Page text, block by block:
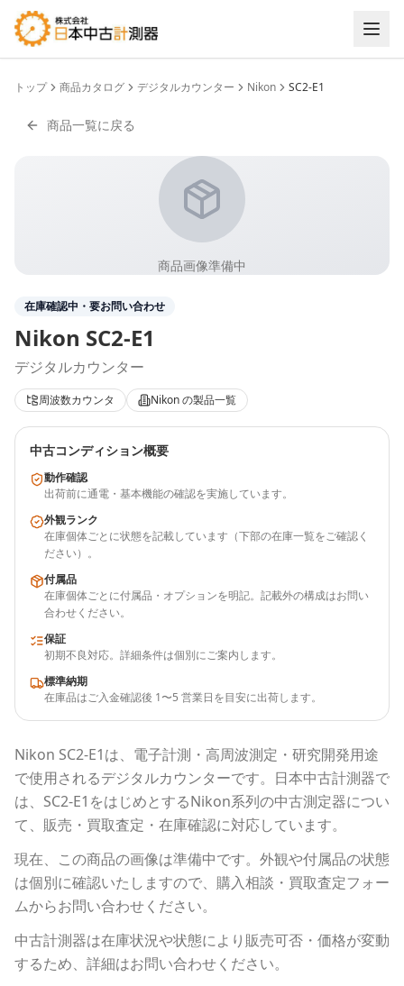
トップ 商品カタログ デジタルカウンター Nikon SC2-E1
商品一覧に戻る
商品画像準備中
在庫確認中・要お問い合わせ
Nikon SC2-E1
デジタルカウンター
周波数カウンタ Nikonの製品一覧
中古コンディション概要
動作確認
出荷前に通電・基本機能の確認を実施しています。
外観ランク
在庫個体ごとに状態を記載しています（下部の在庫一覧をご確認く
ださい）。
付属品
在庫個体ごとに付属品・オプションを明記。記載外の構成はお問い
合わせください。
保証
初期不良対応。詳細条件は個別にご案内します。
標準納期
在庫品はご入金確認後 1〜5 営業日を目安に出荷します。
Nikon SC2-E1は、電子計測・高周波測定・研究開発用途
で使用されるデジタルカウンターです。 日本中古計測器で
は、 SC2-E1 をはじめとするNikon系列の中古測定器につい
て、販売・買取査定・在庫確認に対応しています。
現在、この商品の画像は準備中です。外観や付属品の状態
は個別に確認いたしますので、購入相談・買取査定フォー
ムからお問い合わせください。
中古計測器は在庫状況や状態により販売可否・価格が変動
するため、詳細はお問い合わせください。